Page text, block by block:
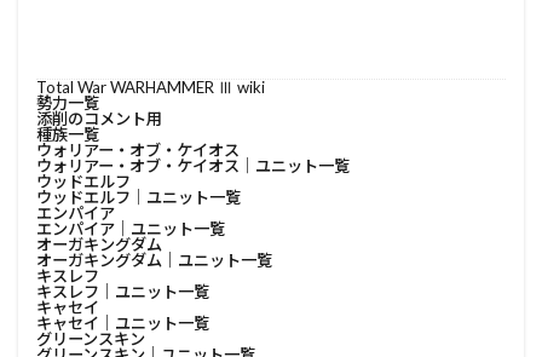
Total War WARHAMMER Ⅲ wiki
勢力一覧
添削のコメント用
種族一覧
ウォリアー・オブ・ケイオス
ウォリアー・オブ・ケイオス│ユニット一覧
ウッドエルフ
ウッドエルフ│ユニット一覧
エンパイア
エンパイア│ユニット一覧
オーガキングダム
オーガキングダム│ユニット一覧
キスレフ
キスレフ│ユニット一覧
キャセイ
キャセイ│ユニット一覧
グリーンスキン